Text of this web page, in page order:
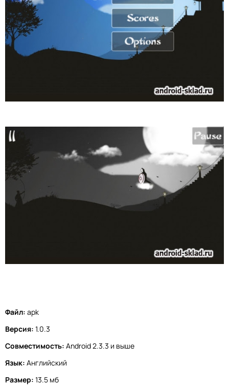
Файл: apk
Версия: 1.0.3
Совместимость: Android 2.3.3 и выше
Язык: Английский
Размер: 13.5 мб